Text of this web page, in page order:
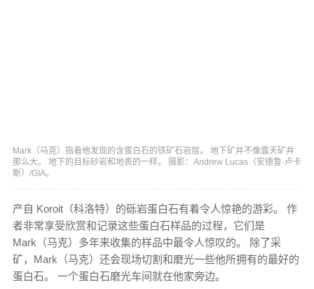
Mark（马克）指着他发现的含蛋白石的铁矿石岩层。 地下矿井不像露天矿井
那么大。 地下的目标砂岩和地表的一样。 摄影：Andrew Lucas（安德鲁·卢卡
斯）/GIA。
产自 Koroit（科洛特）的砾岩蛋白石有着令人惊艳的游彩。 作
者非常享受欣赏和记录这些蛋白石样品的过程，它们是
Mark（马克）多年来收集的样品中最令人惊叹的。 除了采
矿，Mark（马克）还会现场切割和磨光一些他所拥有的最好的
蛋白石。 一个蛋白石磨光车间就在他家旁边。